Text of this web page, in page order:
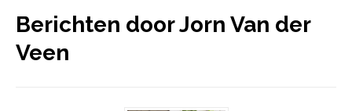
Berichten doorJorn Van der
Veen